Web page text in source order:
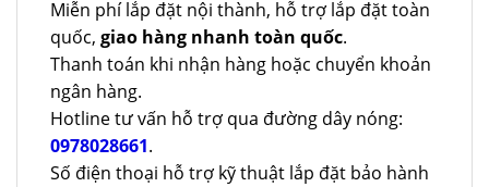
Miễn phí lắp đặt nội thành, hỗ trợ lắp đặt toàn
quốc, giao hàng nhanh toàn quốc.
Thanh toán khi nhận hàng hoặc chuyển khoản
ngân hàng.
Hotline tư vấn hỗ trợ qua đường dây nóng:
0978028661.
Số điện thoại hỗ trợ kỹ thuật lắp đặt bảo hành